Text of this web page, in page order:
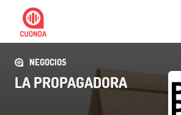
NEGOCIOS
LA PROPAGADORA